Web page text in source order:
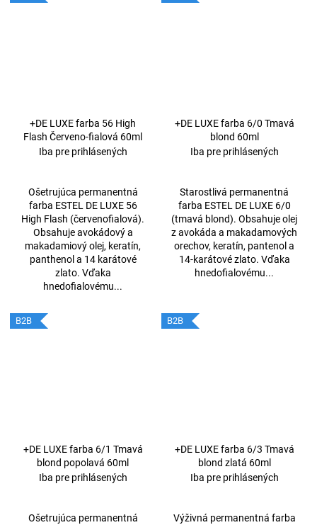
+DE LUXE farba 56 High
Flash Červeno-fialová 60ml
Iba pre prihlásených
Ošetrujúca permanentná
farba ESTEL DE LUXE 56
High Flash (červenofialová).
Obsahuje avokádový a
makadamiový olej, keratín,
panthenol a 14 karátové
zlato. Vďaka
hnedofialovému...
+DE LUXE farba 6/0 Tmavá
blond 60ml
Iba pre prihlásených
Starostlivá permanentná
farba ESTEL DE LUXE 6/0
(tmavá blond). Obsahuje olej
z avokáda a makadamových
orechov, keratín, pantenol a
14-karátové zlato. Vďaka
hnedofialovému...
B2B
+DE LUXE farba 6/1 Tmavá
blond popolavá 60ml
Iba pre prihlásených
Ošetrujúca permanentná
B2B
+DE LUXE farba 6/3 Tmavá
blond zlatá 60ml
Iba pre prihlásených
Výživná permanentná farba